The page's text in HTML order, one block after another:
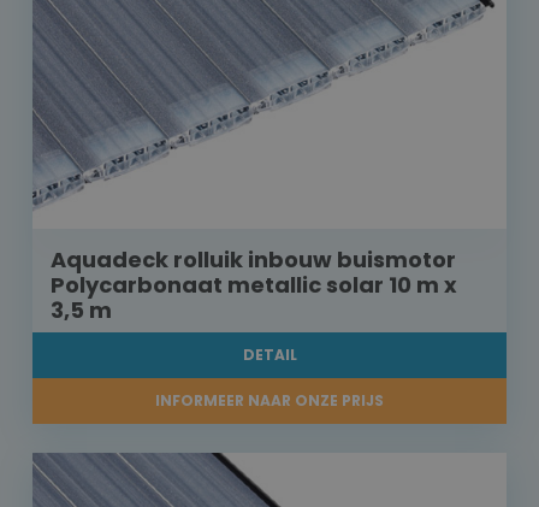
Aquadeck rolluik inbouw buismotor
Polycarbonaat metallic solar 10 m x
3,5 m
DETAIL
INFORMEER NAAR ONZE PRIJS